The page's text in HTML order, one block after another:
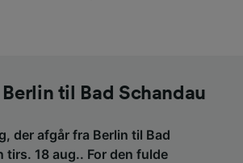
til Bad Schandau
der afgår fra Berlin til Bad
tirs. 18 aug.. For den fulde